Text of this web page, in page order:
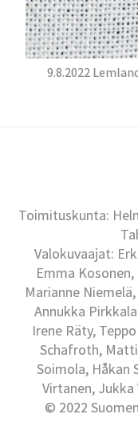
9.8.2022
Toimituskunta:
Valokuvaajat:
Emma
Marianne
Annukka
Irene Räty,
Schafroth, Matti
Soimola, Håkan
Virtanen, Jukka
© 2022